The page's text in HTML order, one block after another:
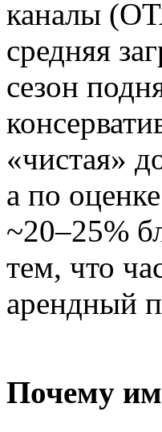
каналы
средняя
сезон
«чистая»
а по
~20–25%
тем, что
арендный
Почему